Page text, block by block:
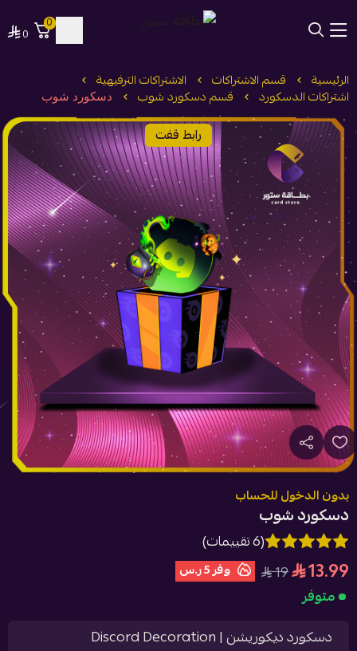
0
0
الرئيسية قسم الاشتراكات الاشتراكات الترفيهية
اشتراكات الدسكورد قسم دسكورد شوب دسكورد شوب
رابط قفت
بدون الدخول للحساب
دسكورد شوب
(6 تقييمات)
13.99
19 وفر5 ر.س
متوفر
دسكورد ديكوريشن | Discord Decoration